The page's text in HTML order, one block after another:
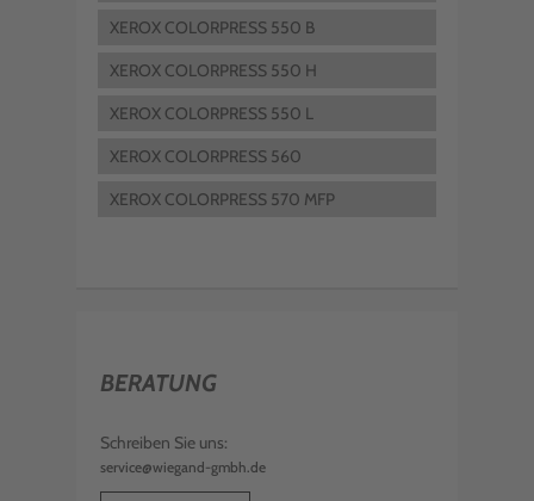
XEROX COLORPRESS 550 B
XEROX COLORPRESS 550 H
XEROX COLORPRESS 550 L
XEROX COLORPRESS 560
XEROX COLORPRESS 570 MFP
BERATUNG
Schreiben Sie uns:
service@wiegand-gmbh.de